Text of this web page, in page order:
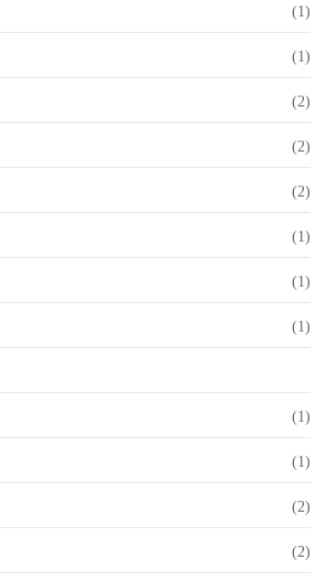
(1)
(1)
(2)
(2)
(2)
(1)
(1)
(1)
(1)
(1)
(2)
(2)